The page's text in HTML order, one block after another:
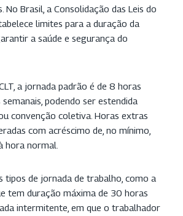
No Brasil, a Consolidação das Leis do
limites para a duração da
a saúde e segurança do
a jornada padrão é de 8 horas
podendo ser estendida
convenção coletiva. Horas extras
com acréscimo de, no mínimo,
hora normal.
tipos de jornada de trabalho, como a
tem duração máxima de 30 horas
intermitente, em que o trabalhador